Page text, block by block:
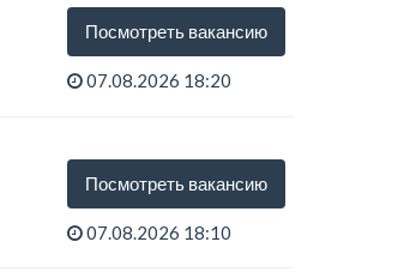
Посмотреть вакансию
07.08.2026 18:20
Посмотреть вакансию
07.08.2026 18:10